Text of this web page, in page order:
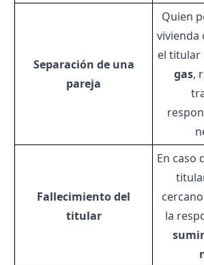
Separación de una
pareja
Quien
vivienda
el titular
gas,
Fallecimiento del
titular
En caso
la